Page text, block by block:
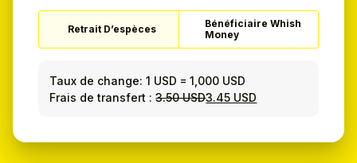
Retrait D’espèces
Bénéficiaire Whish
Money
Taux de change: 1 USD =1,000 USD
Frais de transfert :3.50 USD3.45 USD